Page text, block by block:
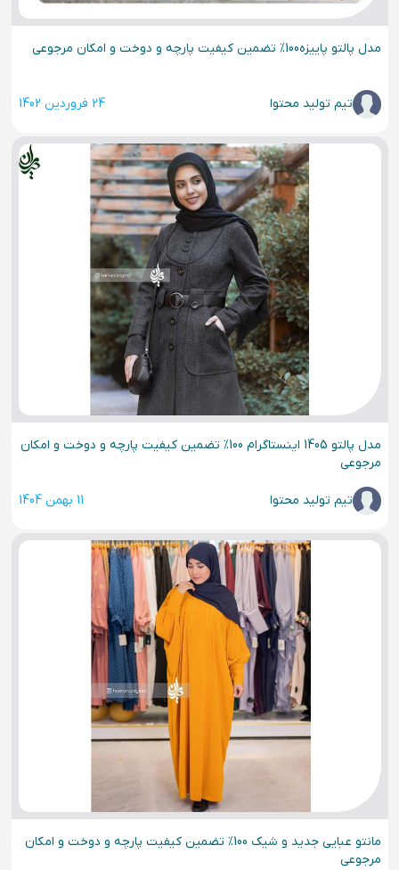
مدل پالتو پاییزه100% تضمین کیفیت پارچه و دوخت و امکان مرجوعی
تیم تولید محتوا 24 فروردین 1402
مدل پالتو 1405 اینستاگرام 100% تضمین کیفیت پارچه و دوخت و امکان
مرجوعی
تیم تولید محتوا 11 بهمن 1404
مانتو عبایی جدید و شیک 100% تضمین کیفیت پارچه و دوخت و امکان
مرجوعی